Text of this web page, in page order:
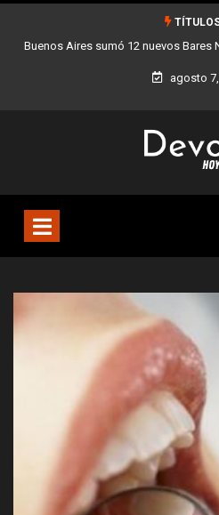
Los stands móviles de la Ciudad
agosto